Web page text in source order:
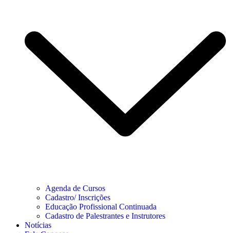
Agenda de Cursos
Cadastro/ Inscrições
Educação Profissional Continuada
Cadastro de Palestrantes e Instrutores
Notícias